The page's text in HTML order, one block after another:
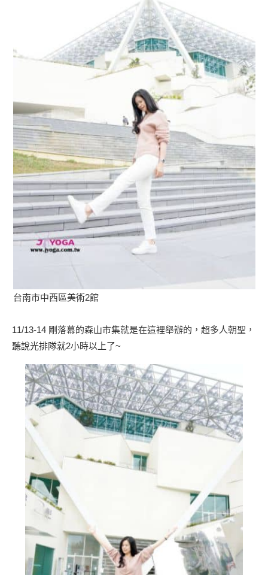
台南市中西區美術2館
11/13-14 剛落幕的森山市集就是在這裡舉辦的，超多人朝聖，
聽說光排隊就2小時以上了~